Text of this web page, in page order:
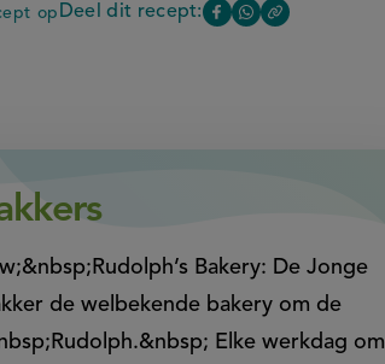
op Deel dit recept:
Deel
in
nieuw
venster,
Deel
venster,
Copy
Bakery: De Jonge
de welbekende bakery om de
Elke werkdag om